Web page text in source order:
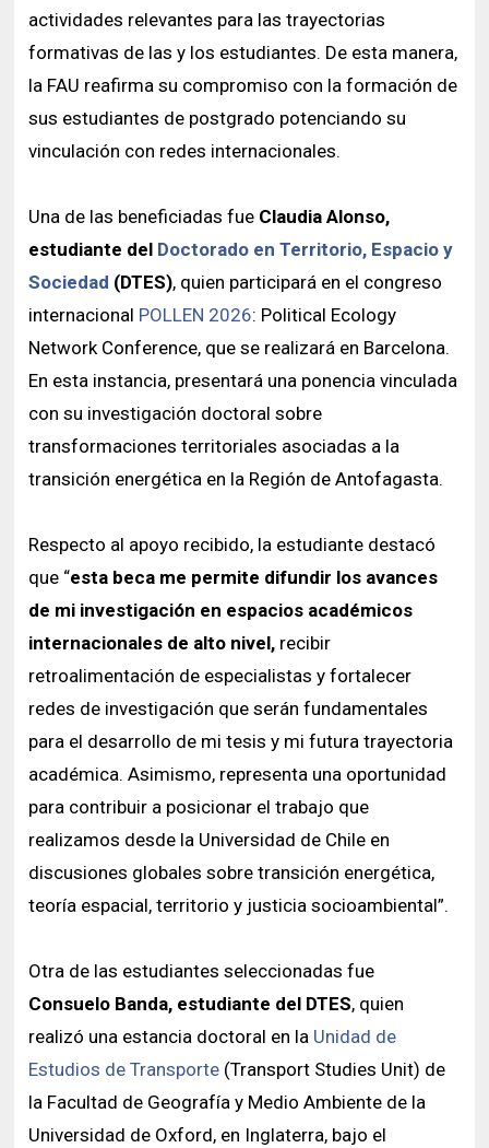
actividades relevantes para las trayectorias
formativas de las y los estudiantes. De esta manera,
la FAU reafirma su compromiso con la formación de
sus estudiantes de postgrado potenciando su
vinculación con redes internacionales.
Una de las beneficiadas fue Claudia Alonso,
estudiante del Doctorado en Territorio, Espacio y
Sociedad (DTES), quien participará en el congreso
internacional POLLEN 2026: Political Ecology
Network Conference, que se realizará en Barcelona.
En esta instancia, presentará una ponencia vinculada
con su investigación doctoral sobre
transformaciones territoriales asociadas a la
transición energética en la Región de Antofagasta.
Respecto al apoyo recibido, la estudiante destacó
que “esta beca me permite difundir los avances
de mi investigación en espacios académicos
internacionales de alto nivel, recibir
retroalimentación de especialistas y fortalecer
redes de investigación que serán fundamentales
para el desarrollo de mi tesis y mi futura trayectoria
académica. Asimismo, representa una oportunidad
para contribuir a posicionar el trabajo que
realizamos desde la Universidad de Chile en
discusiones globales sobre transición energética,
teoría espacial, territorio y justicia socioambiental”.
Otra de las estudiantes seleccionadas fue
Consuelo Banda, estudiante del DTES, quien
realizó una estancia doctoral en la Unidad de
Estudios de Transporte (Transport Studies Unit) de
la Facultad de Geografía y Medio Ambiente de la
Universidad de Oxford, en Inglaterra, bajo el